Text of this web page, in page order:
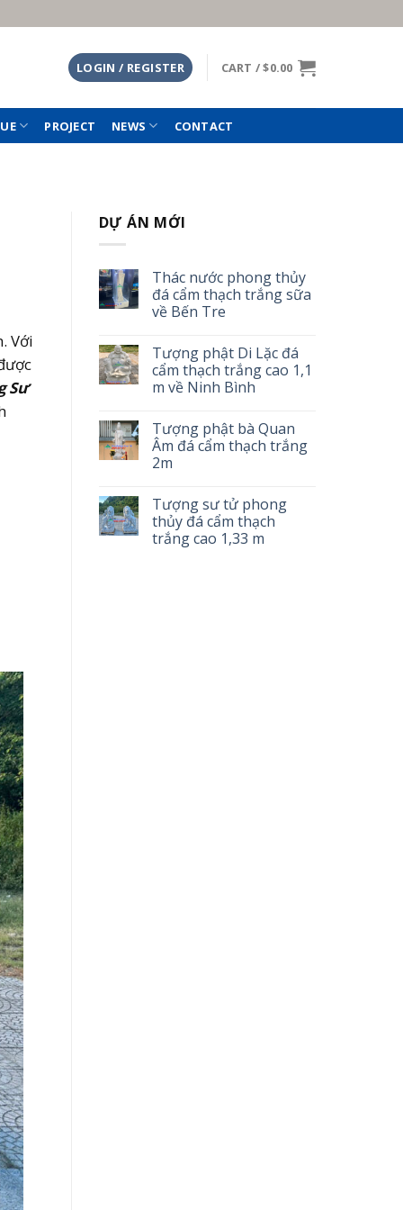
LOGIN / REGISTER CART /$0.00
PROJECT NEWS CONTACT
Với
Sư
DỰ ÁN MỚI
Thác nước phong thủy
đá cẩm thạch trắng sữa
về Bến Tre
Tượng phật Di Lặc đá
cẩm thạch trắng cao 1,1
m về Ninh Bình
Tượng phật bà Quan
Âm đá cẩm thạch trắng
2m
Tượng sư tử phong
thủy đá cẩm thạch
trắng cao 1,33 m